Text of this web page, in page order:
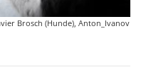
Brosch (Hunde), Anton_Ivanov